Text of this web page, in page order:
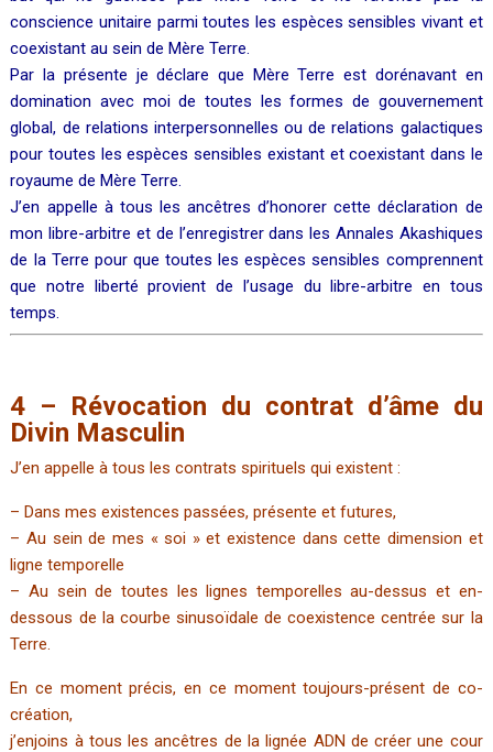
conscience unitaire parmi toutes les espèces sensibles vivant et
coexistant au sein de Mère Terre.
Par la présente je déclare que Mère Terre est dorénavant en
domination avec moi de toutes les formes de gouvernement
global, de relations interpersonnelles ou de relations galactiques
pour toutes les espèces sensibles existant et coexistant dans le
royaume de Mère Terre.
J’en appelle à tous les ancêtres d’honorer cette déclaration de
mon libre-arbitre et de l’enregistrer dans les Annales Akashiques
de la Terre pour que toutes les espèces sensibles comprennent
que notre liberté provient de l’usage du libre-arbitre en tous
temps.
4 – Révocation du contrat d’âme du
Divin Masculin
J’en appelle à tous les contrats spirituels qui existent :
– Dans mes existences passées, présente et futures,
– Au sein de mes « soi » et existence dans cette dimension et
ligne temporelle
– Au sein de toutes les lignes temporelles au-dessus et en-
dessous de la courbe sinusoïdale de coexistence centrée sur la
Terre.
En ce moment précis, en ce moment toujours-présent de co-
création,
j’enjoins à tous les ancêtres de la lignée ADN de créer une cour